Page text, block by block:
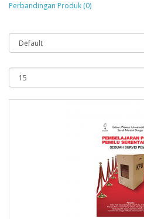
Perbandingan Produk (0)